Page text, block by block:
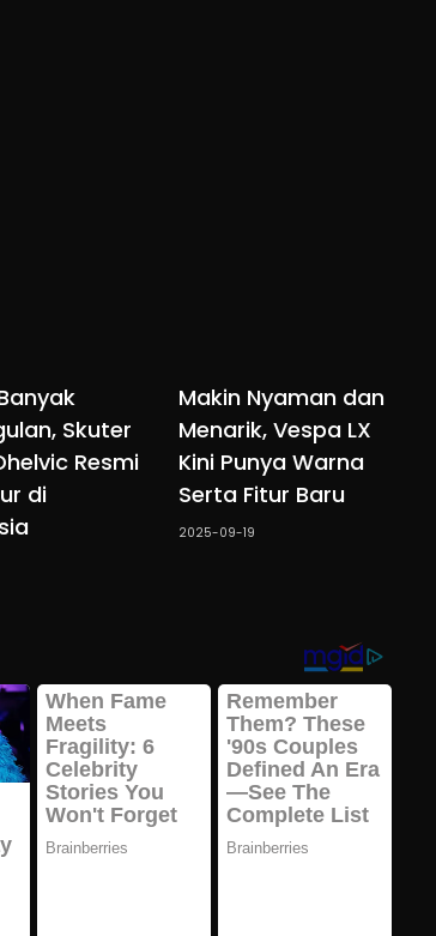
Skuter
Resmi
di
Makin Nyaman dan
Menarik, Vespa LX
Kini Punya Warna
Serta Fitur Baru
2025-09-19